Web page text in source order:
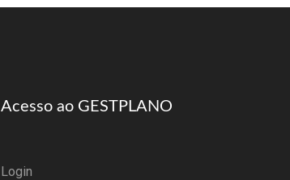
Acesso ao GESTPLANO
Login